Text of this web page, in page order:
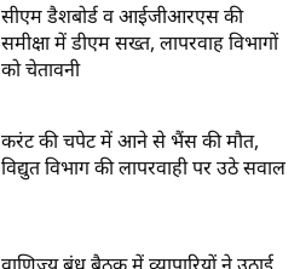
सीएम डैशबोर्ड व आईजीआरएस की
समीक्षा में डीएम सख्त, लापरवाह विभागों
को चेतावनी
करंट की चपेट में आने से भैंस की मौत,
विद्युत विभाग की लापरवाही पर उठे सवाल